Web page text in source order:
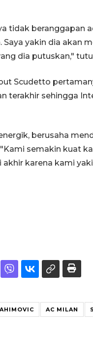
tidak beranggapan
Saya yakin dia akan
dia putuskan,"
Scudetto
terakhir sehingga
berusaha
semakin kuat
karena kami
AC MILAN